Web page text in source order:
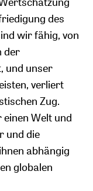
des
wir fähig, von
der
und unser
verliert
Zug.
Welt und
und die
abhängig
globalen